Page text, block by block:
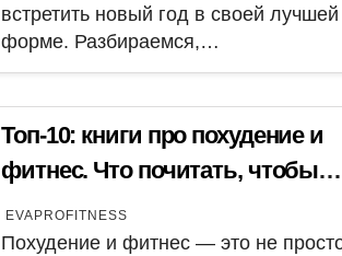
встретить новый год в своей лучшей
форме. Разбираемся,…
Топ-10: книги про похудение и
фитнес. Что почитать, чтобы
вдохновиться и начать
приводить себя в форму.
EVAPROFITNESS
Похудение и фитнес — это не